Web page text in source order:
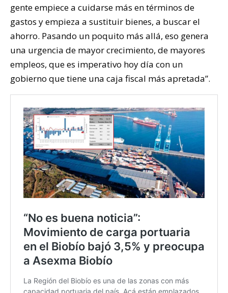
gente empiece a cuidarse más en términos de
gastos y empieza a sustituir bienes, a buscar el
ahorro. Pasando un poquito más allá, eso genera
una urgencia de mayor crecimiento, de mayores
empleos, que es imperativo hoy día con un
gobierno que tiene una caja fiscal más apretada”.